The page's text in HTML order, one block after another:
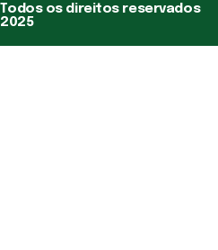
os direitos reservados
2025